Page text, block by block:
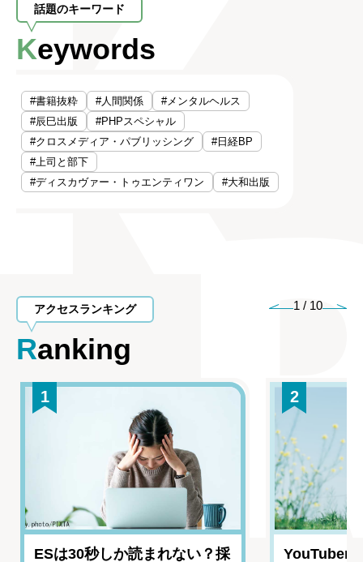
話題のキーワード
Keywords
#書籍抜粋 #人間関係
#メンタルヘルス
#辰巳出版
#PHPスペシャル
#クロスメディア・パブリッシング
#日経BP
#上司と部下
#ディスカヴァー・トゥエンティワン
#大和出版
アクセスランキング
Ranking
1 / 10
1
ESは30秒しか読まれない？採
2
YouTuber